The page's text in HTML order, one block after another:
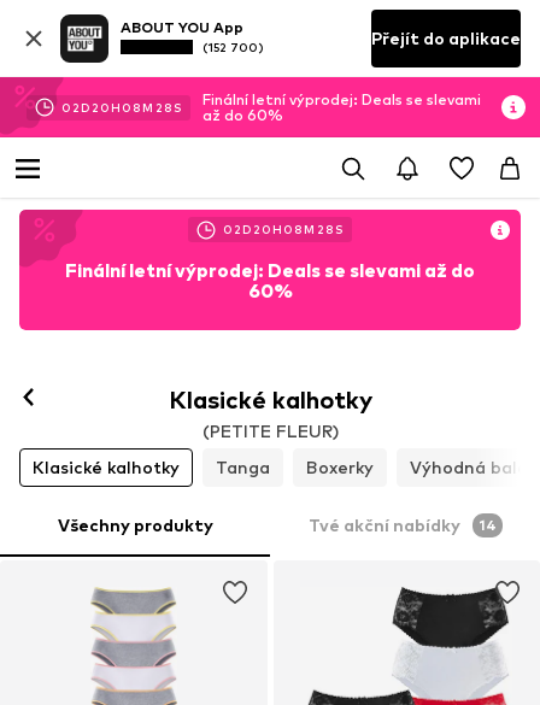
ABOUT YOU App
(152 700) Přejít do aplikace
02D 20H 08M 24 S
Finální letní výprodej: Deals se slevami
až do 60%
02D 20H 08M 24 S
Finální letní výprodej: Deals se slevami až do
60%
Klasické kalhotky
(PETITE FLEUR)
Klasické kalhotky
Tanga Boxerky Výhodná
Všechny produkty Tvé akční nabídky 14